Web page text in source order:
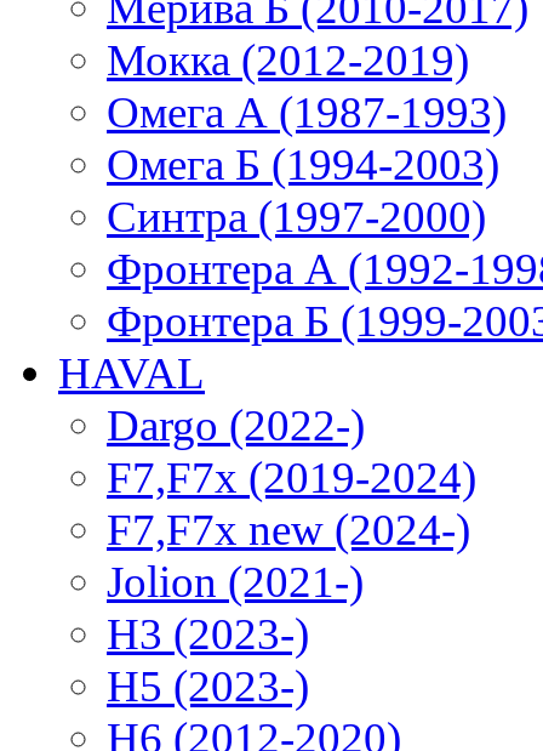
Мокка (2012-2019)
Омега А (1987-1993)
Омега Б (1994-2003)
Синтра (1997-2000)
Фронтера А (1992-
Фронтера Б (1999-
HAVAL
Dargo (2022-)
F7,F7x (2019-2024)
F7,F7x new (2024-)
Jolion (2021-)
H3 (2023-)
H5 (2023-)
H6 (2012-2020)